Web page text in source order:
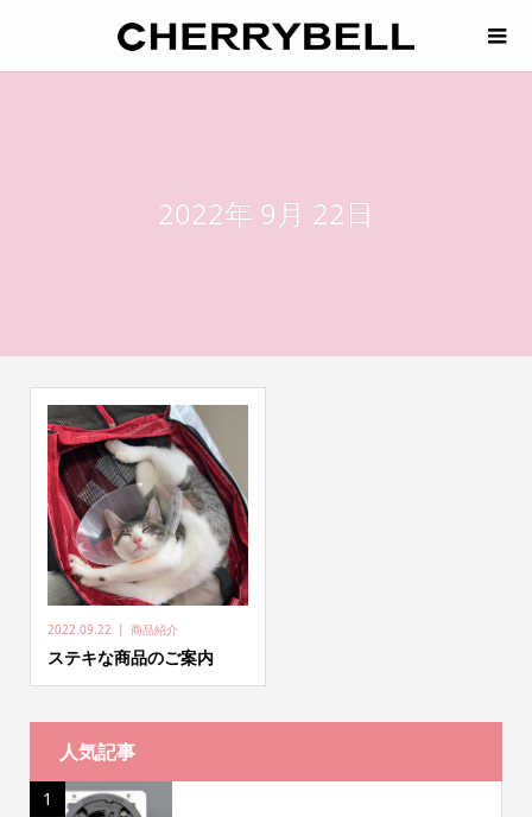
2022年 9月 22日
2022.09.22 商品紹介
ステキな商品のご案内
人気記事
1